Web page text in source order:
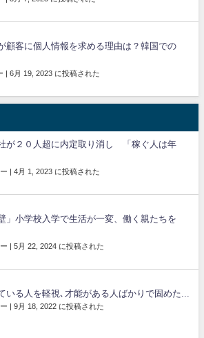
顧客に個人情報を求める理由は？韓国での
| 6月 19, 2023 に投稿された
が２０人超に内定取り消し 「稼ぐ人は年
| 4月 1, 2023 に投稿された
」小学校入学で生活が一変、働く親たちを
| 5月 22, 2024 に投稿された
いる人を軽視､才能がある人ばかりで固めた...
| 9月 18, 2022 に投稿された